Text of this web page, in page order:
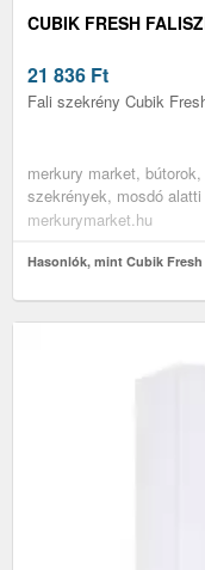
CUBIK FRESH
21 836 Ft
Fali szekrény Cubik
merkury market,
szekrények, mosdó
termék, komódok,
merkurymarket.hu
Hasonlók, mint Cubik